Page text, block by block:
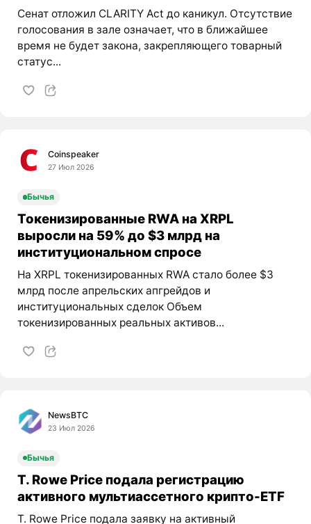
Сенат отложил CLARITY Act до каникул. Отсутствие
голосования в зале означает, что в ближайшее
время не будет закона, закрепляющего товарный
статус...
Coinspeaker
27 Июл 2026
Бычья
Токенизированные RWA на XRPL
выросли на 59% до $3 млрд на
институциональном спросе
На XRPL токенизированных RWA стало более $3
млрд после апрельских апгрейдов и
институциональных сделок Объем
токенизированных реальных активов...
NewsBTC
23 Июл 2026
Бычья
T. Rowe Price подала регистрацию
активного мультиассетного крипто-ETF
T. Rowe Price подала заявку на активный